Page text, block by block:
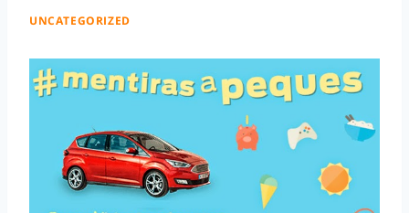
UNCATEGORIZED